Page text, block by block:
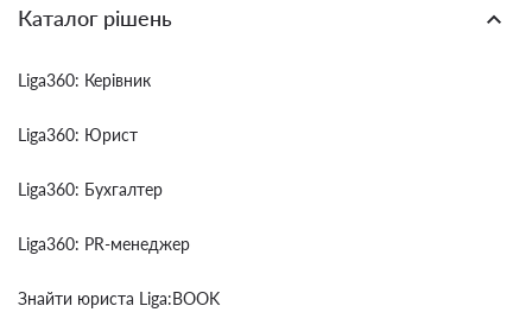
Каталог рішень
Liga360: Керівник
Liga360: Юрист
Liga360: Бухгалтер
Liga360: PR-менеджер
Знайти юриста Liga:BOOK